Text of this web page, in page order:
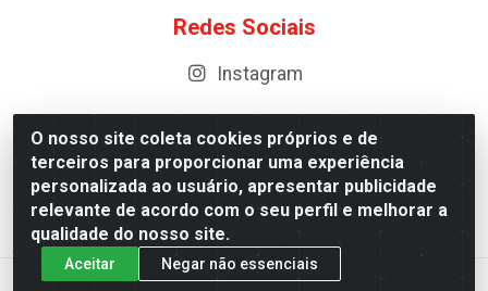
O nosso site coleta cookies próprios e de
terceiros para proporcionar uma experiência
personalizada ao usuário, apresentar publicidade
relevante de acordo com o seu perfil e melhorar a
qualidade do nosso site.
Aceitar
Negar não essenciais
Redes Sociais
Instagram
Distribuidora de Cosméticos Antoneto LTDA - BA-052,
km 87 - Industrial, Ipirá - BA, 44600-000 - CNPJ
10.984.107/0001-75